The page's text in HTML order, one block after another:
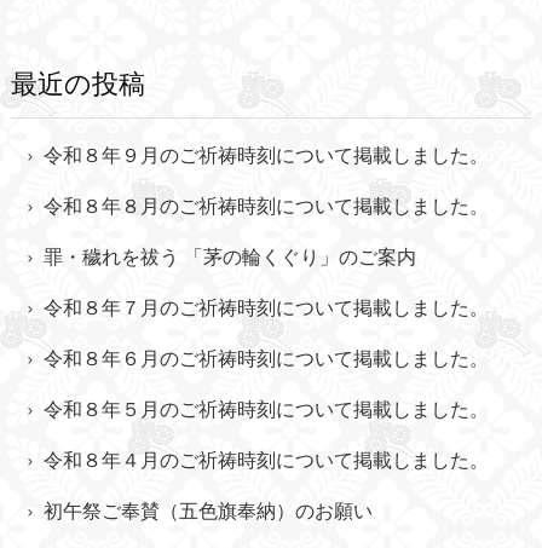
最近の投稿
令和８年９月のご祈祷時刻について掲載しました。
令和８年８月のご祈祷時刻について掲載しました。
罪・穢れを祓う 「茅の輪くぐり」のご案内
令和８年７月のご祈祷時刻について掲載しました。
令和８年６月のご祈祷時刻について掲載しました。
令和８年５月のご祈祷時刻について掲載しました。
令和８年４月のご祈祷時刻について掲載しました。
初午祭ご奉賛（五色旗奉納）のお願い